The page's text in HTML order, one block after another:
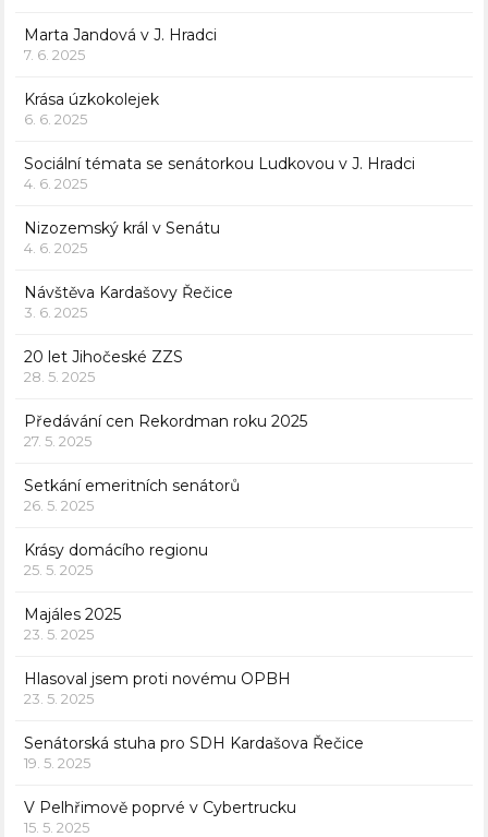
Marta Jandová v J. Hradci
7. 6. 2025
Krása úzkokolejek
6. 6. 2025
Sociální témata se senátorkou Ludkovou v J. Hradci
4. 6. 2025
Nizozemský král v Senátu
4. 6. 2025
Návštěva Kardašovy Řečice
3. 6. 2025
20 let Jihočeské ZZS
28. 5. 2025
Předávání cen Rekordman roku 2025
27. 5. 2025
Setkání emeritních senátorů
26. 5. 2025
Krásy domácího regionu
25. 5. 2025
Majáles 2025
23. 5. 2025
Hlasoval jsem proti novému OPBH
23. 5. 2025
Senátorská stuha pro SDH Kardašova Řečice
19. 5. 2025
V Pelhřimově poprvé v Cybertrucku
15. 5. 2025